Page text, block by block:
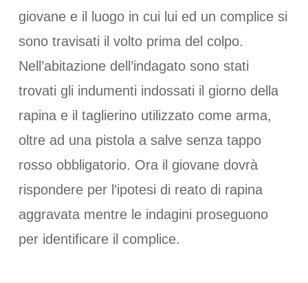
giovane e il luogo in cui lui ed un complice si
sono travisati il volto prima del colpo.
Nell’abitazione dell’indagato sono stati
trovati gli indumenti indossati il giorno della
rapina e il taglierino utilizzato come arma,
oltre ad una pistola a salve senza tappo
rosso obbligatorio. Ora il giovane dovrà
rispondere per l’ipotesi di reato di rapina
aggravata mentre le indagini proseguono
per identificare il complice.